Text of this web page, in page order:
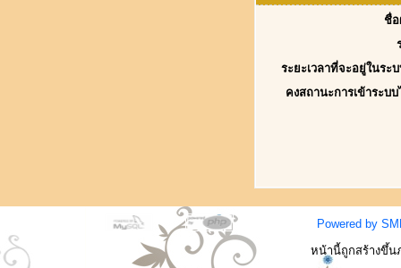
ชื่อ
ระยะเวลาที่จะอยู่ในระ
คงสถานะการเข้าระบ
Powered by
หน้านี้ถูกสร้างขึ้น